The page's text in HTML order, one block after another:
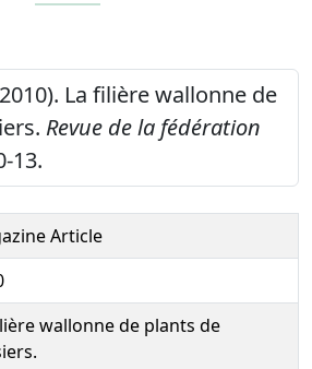
La filière wallonne de
Revue de la fédération
13.
Article
wallonne de plants de